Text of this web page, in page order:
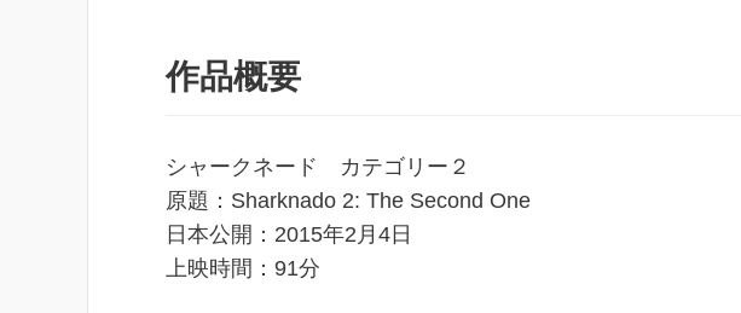
作品概要
シャークネード カテゴリー２
原題：Sharknado 2: The Second One
日本公開：2015年2月4日
上映時間：91分